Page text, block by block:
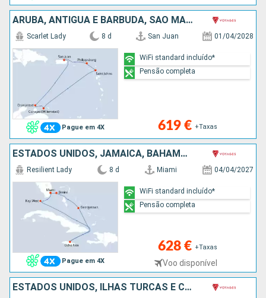
ARUBA, ANTÍGUA E BARBUDA, SÃO MARTINHO, PORTO RICO
Pague em 4X
Scarlet Lady 8 d San Juan 01/04/2028
619 € +Taxas
WiFi standard incluído*
Pensão completa
ESTADOS UNIDOS, JAMAICA, BAHAMAS
Pague em 4X
Resilient Lady 8 d Miami 04/04/2027
628 € +Taxas
Voo disponível
WiFi standard incluído*
Pensão completa
ESTADOS UNIDOS, ILHAS TURCAS E CAICOS, REPÚBLICA DOMINICANA, BAHAMAS